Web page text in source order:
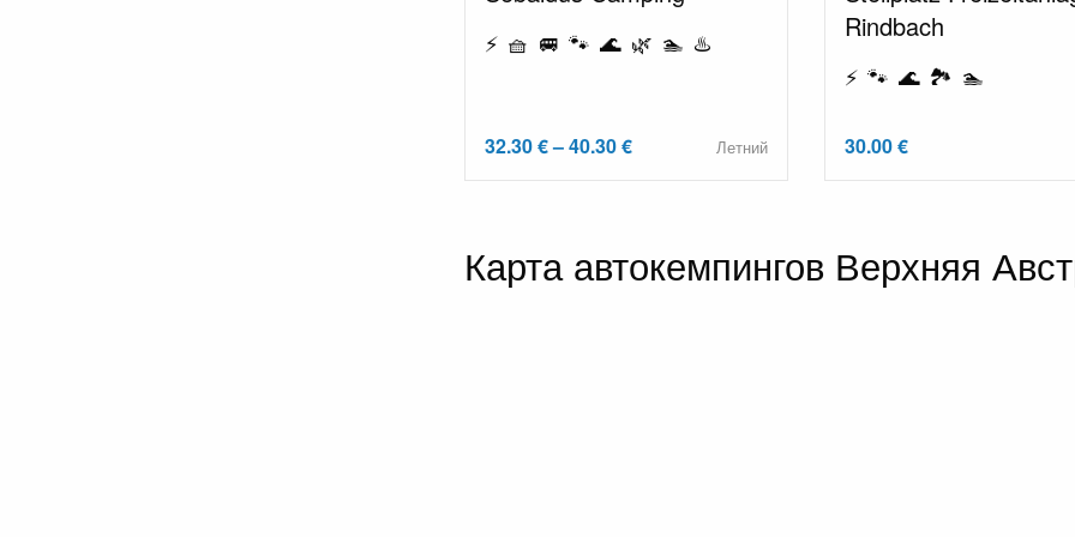
⚡ 🧺 🚐 🐾 🌊 🌿 🏊 ♨️
32.30 € – 40.30 € Летний
Rindbach
⚡ 🐾 🌊 🏞️ 🏊
30.00 €
Карта автокемпингов Верхняя